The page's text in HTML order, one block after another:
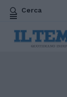
Cerca